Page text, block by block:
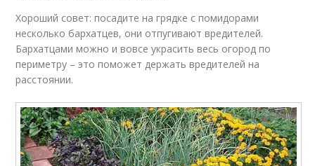
Хороший совет: посадите на грядке с помидорами
несколько бархатцев, они отпугивают вредителей.
Бархатцами можно и вовсе украсить весь огород по
периметру – это поможет держать вредителей на
расстоянии.